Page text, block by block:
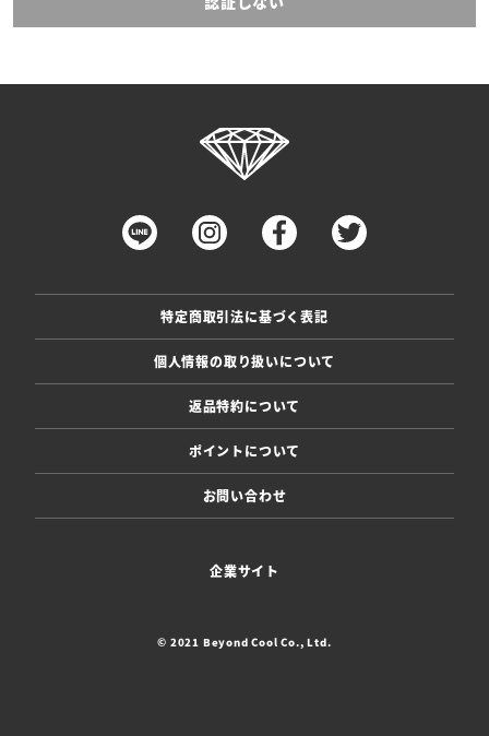
特定商取引法に基づく表記
個人情報の取り扱いについて
返品特約について
ポイントについて
お問い合わせ
企業サイト
© 2021 Beyond Cool Co., Ltd.